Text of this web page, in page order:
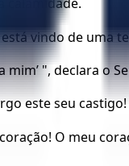
calamidade.
vindo de
", declara o
este seu
O meu